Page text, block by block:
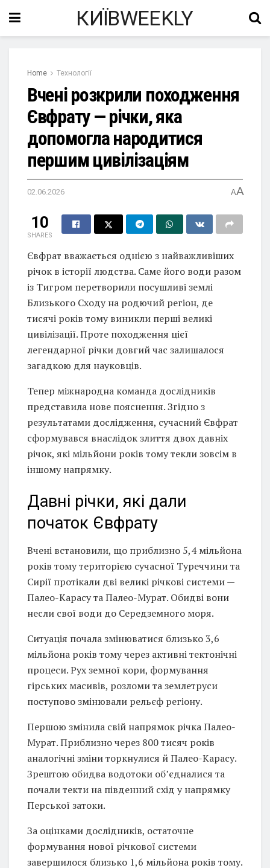
КИЇВWEEKLY
Home Технології
Вчені розкрили походження
Євфрату — річки, яка
допомогла народитися
першим цивілізаціям
02.06.2026 AA
10
SHARES
Євфрат вважається однією з найважливіших
річок в історії людства. Саме його води разом
із Тигром перетворили посушливі землі
Близького Сходу на родючий регіон, де
тисячі років тому виникли перші великі
цивілізації. Проте походження цієї
легендарної річки довгий час залишалося
загадкою для науковців.
Тепер міжнародна команда дослідників
представила нове пояснення. Згідно з
результатами дослідження, сучасний Євфрат
сформувався внаслідок злиття двох давніх
річок, які мільйони років тому текли зовсім в
іншому напрямку.
Давні річки, які дали
початок Євфрату
Вчені встановили, що приблизно 5,4 мільйона
років тому територією сучасної Туреччини та
Сирії протікали дві великі річкові системи —
Палео-Карасу та Палео-Мурат. Обидві вони
несли свої води до Середземного моря.
Ситуація почала змінюватися близько 3,6
мільйона років тому через активні тектонічні
процеси. Рух земної кори, формування
гірських масивів, розломи та землетруси
поступово змінювали рельєф регіону.
Першою змінила свій напрямок річка Палео-
Мурат. Приблизно через 800 тисяч років
аналогічні зміни торкнулися й Палео-Карасу.
Зрештою обидва водотоки об’єдналися та
почали текти на південний схід у напрямку
Перської затоки.
За оцінками дослідників, остаточне
формування нової річкової системи
завершилося близько 1,6 мільйона років тому.